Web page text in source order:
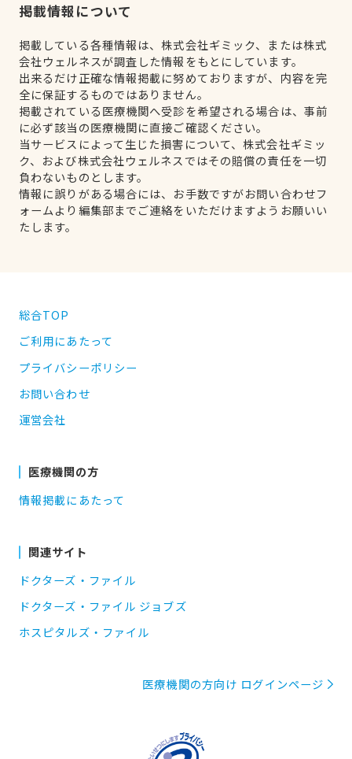
掲載情報について
掲載している各種情報は、株式会社ギミック、または株式
会社ウェルネスが調査した情報をもとにしています。
出来るだけ正確な情報掲載に努めておりますが、内容を完
全に保証するものではありません。
掲載されている医療機関へ受診を希望される場合は、事前
に必ず該当の医療機関に直接ご確認ください。
当サービスによって生じた損害について、株式会社ギミッ
ク、および株式会社ウェルネスではその賠償の責任を一切
負わないものとします。
情報に誤りがある場合には、お手数ですがお問い合わせフ
ォームより編集部までご連絡をいただけますようお願いい
たします。
総合TOP
ご利用にあたって
プライバシーポリシー
お問い合わせ
運営会社
医療機関の方
情報掲載にあたって
関連サイト
ドクターズ・ファイル
ドクターズ・ファイル ジョブズ
ホスピタルズ・ファイル
医療機関の方向け ログインページ